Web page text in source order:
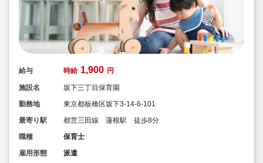
給与 時給 1,900 円
施設名
坂下三丁目保育園
勤務地
東京都板橋区坂下3-14-6-101
最寄り駅
都営三田線 蓮根駅 徒歩8分
職種
保育士
雇用形態
派遣